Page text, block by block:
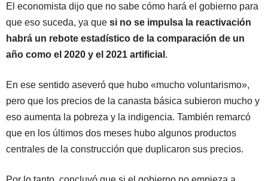
El economista dijo que no sabe cómo hará el gobierno para
que eso suceda, ya que si no se impulsa la reactivación
habrá un rebote estadístico de la comparación de un
año como el 2020 y el 2021 artificial .
En ese sentido aseveró que hubo «mucho voluntarismo»,
pero que los precios de la canasta básica subieron mucho y
eso aumenta la pobreza y la indigencia. También remarcó
que en los últimos dos meses hubo algunos productos
centrales de la construcción que duplicaron sus precios.